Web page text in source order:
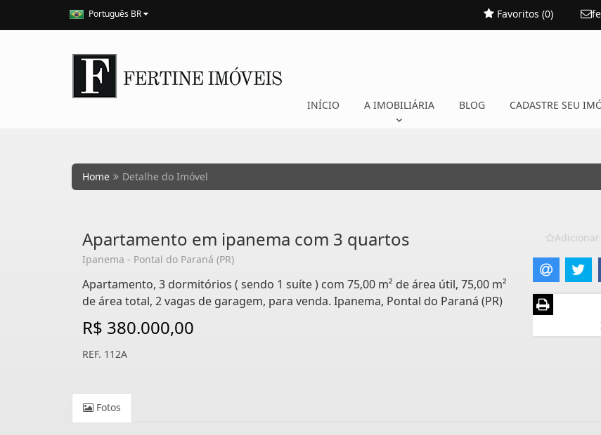
Português BR Favoritos (0)
INÍCIO A IMOBILIÁRIA BLOG CADASTRE SEU
Home Detalhe do Imóvel
Apartamento em ipanema com 3 quartos
Ipanema - Pontal do Paraná (PR)
Apartamento, 3 dormitórios ( sendo 1 suíte ) com 75,00 m² de área útil, 75,00 m²
de área total, 2 vagas de garagem, para venda. Ipanema, Pontal do Paraná (PR)
R$ 380.000,00
REF. 112A
Fotos